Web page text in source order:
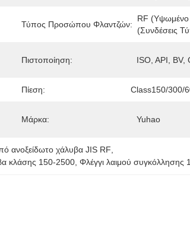
Τύπος Προσώπου Φλαντζών:
RF
(συνδέσεις
Πιστοποίηση: ISO, API, BV,
Πίεση: Class150/300/
Μάρκα: Yuhao
ανοξείδωτο χάλυβα JIS RF
κλάσης 150-2500 , Φλέγγι λαιμού συγκόλλησης